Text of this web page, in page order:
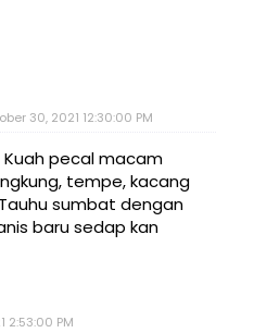
30, 2021 12:30:00 PM
Kuah pecal macam
tempe, kacang
sumbat dengan
baru sedap kan
2:53:00 PM